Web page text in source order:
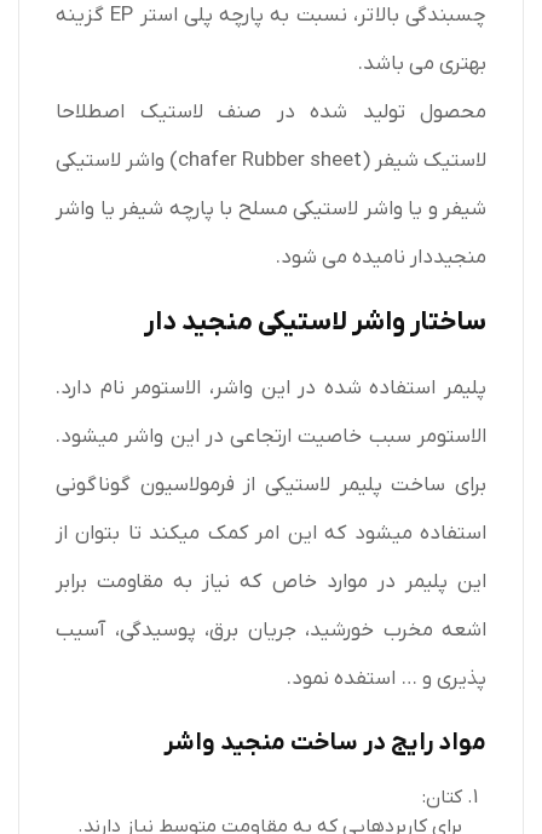
چسبندگی بالاتر، نسبت به پارچه پلی استر EP گزینه
بهتری می باشد.
محصول تولید شده در صنف لاستیک اصطلاحا
لاستیک شیفر (chafer Rubber sheet) واشر لاستیکی
شیفر و یا واشر لاستیکی مسلح با پارچه شیفر یا واشر
منجیددار نامیده می شود.
ساختار واشر لاستیکی منجید دار
پلیمر استفاده شده در این واشر، الاستومر نام دارد.
الاستومر سبب خاصیت ارتجاعی در این واشر میشود.
برای ساخت پلیمر لاستیکی از فرمولاسیون گوناگونی
استفاده میشود که این امر کمک میکند تا بتوان از
این پلیمر در موارد خاص که نیاز به مقاومت برابر
اشعه مخرب خورشید، جریان برق، پوسیدگی، آسیب
پذیری و … استفده نمود.
مواد رایج در ساخت منجید واشر
کتان:
برای کاربردهایی که به مقاومت متوسط نیاز دارند.